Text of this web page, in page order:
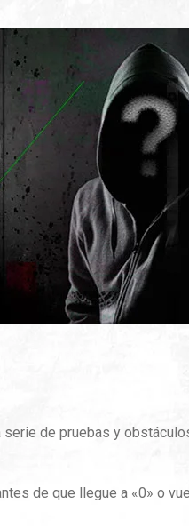
de pruebas y
de que llegue a «0» o